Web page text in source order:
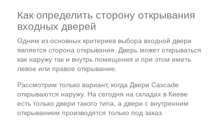
Как определить сторону открывания
входных дверей
Одним из основных критериев выбора входной двери
является сторона открывания. Дверь может открываться
как наружу так и внутрь помещения и при этом иметь
левое или правое открывание.
Рассмотрим только вариант, когда Двери Cascade
открываются наружу. На сегодня на складах в Киеве
есть только двери такого типа, а двери с внутренним
открыванием производятся только под заказ.